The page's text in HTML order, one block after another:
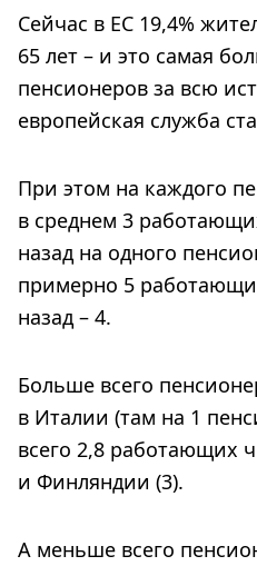
Сейчас в ЕС 19,4%
65 лет – и это самая
пенсионеров за всю
европейская служба
При этом на каждого
в среднем 3
назад на одного
примерно 5
назад – 4.
Больше всего
в Италии (там на 1
всего 2,8 работающих
и Финляндии (3).
А меньше всего